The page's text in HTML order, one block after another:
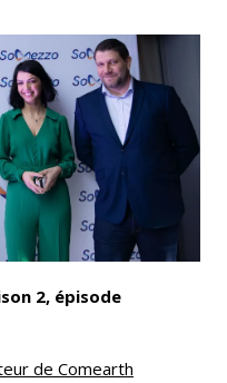
LinkedIn
2, épisode
de Comearth